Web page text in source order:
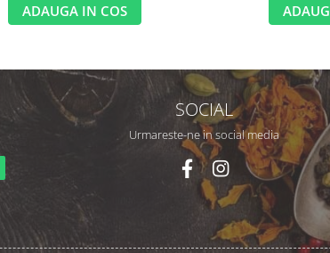
ADAUGA IN COS
SOCIAL
Urmareste-ne in social media